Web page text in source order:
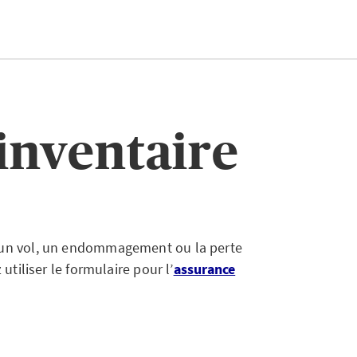
vol, un endommagement ou la perte
utiliser le formulaire pour l’assurance